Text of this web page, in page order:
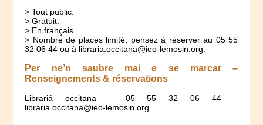
> Tout public.
> Gratuit.
> En français.
> Nombre de places limité, pensez à réserver au 05 55
32 06 44 ou à libraria.occitana@ieo-lemosin.org.
Per ne’n saubre mai e se marcar –
Renseignements & réservations
Librariá occitana – 05 55 32 06 44 –
libraria.occitana@ieo-lemosin.org